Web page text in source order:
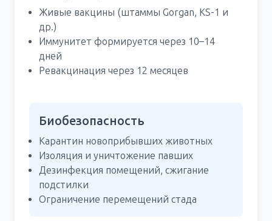
Живые вакцины (штаммы Gorgan, KS-1 и
др.)
Иммунитет формируется через 10–14
дней
Ревакцинация через 12 месяцев
Биобезопасность
Карантин новоприбывших животных
Изоляция и уничтожение павших
Дезинфекция помещений, сжигание
подстилки
Ограничение перемещений стада